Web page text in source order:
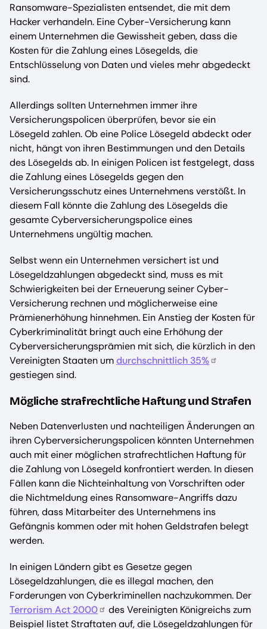
Ransomware-Spezialisten entsendet, die mit dem
Hacker verhandeln. Eine Cyber-Versicherung kann
einem Unternehmen die Gewissheit geben, dass die
Kosten für die Zahlung eines Lösegelds, die
Entschlüsselung von Daten und vieles mehr abgedeckt
sind.
Allerdings sollten Unternehmen immer ihre
Versicherungspolicen überprüfen, bevor sie ein
Lösegeld zahlen. Ob eine Police Lösegeld abdeckt oder
nicht, hängt von ihren Bestimmungen und den Details
des Lösegelds ab. In einigen Policen ist festgelegt, dass
die Zahlung eines Lösegelds gegen den
Versicherungsschutz eines Unternehmens verstößt. In
diesem Fall könnte die Zahlung des Lösegelds die
gesamte Cyberversicherungspolice eines
Unternehmens ungültig machen.
Selbst wenn ein Unternehmen versichert ist und
Lösegeldzahlungen abgedeckt sind, muss es mit
Schwierigkeiten bei der Erneuerung seiner Cyber-
Versicherung rechnen und möglicherweise eine
Prämienerhöhung hinnehmen. Ein Anstieg der Kosten für
Cyberkriminalität bringt auch eine Erhöhung der
Cyberversicherungsprämien mit sich, die kürzlich in den
Vereinigten Staaten umdurchschnittlich 35%
gestiegen sind.
Mögliche strafrechtliche Haftung und Strafen
Neben Datenverlusten und nachteiligen Änderungen an
ihren Cyberversicherungspolicen könnten Unternehmen
auch mit einer möglichen strafrechtlichen Haftung für
die Zahlung von Lösegeld konfrontiert werden. In diesen
Fällen kann die Nichteinhaltung von Vorschriften oder
die Nichtmeldung eines Ransomware-Angriffs dazu
führen, dass Mitarbeiter des Unternehmens ins
Gefängnis kommen oder mit hohen Geldstrafen belegt
werden.
In einigen Ländern gibt es Gesetze gegen
Lösegeldzahlungen, die es illegal machen, den
Forderungen von Cyberkriminellen nachzukommen. Der
Terrorism Act 2000
des Vereinigten Königreichs zum
Beispiel listet Straftaten auf, die Lösegeldzahlungen für